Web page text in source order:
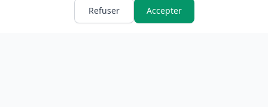
Refuser
Accepter